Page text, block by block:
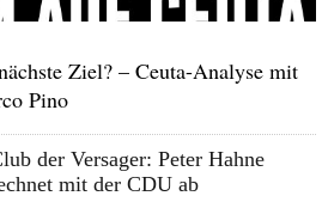
Ziel? – Ceuta-Analyse mit
Pino
der Versager: Peter Hahne
mit der CDU ab